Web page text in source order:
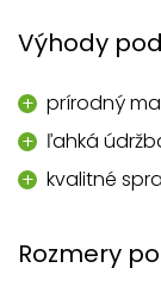
Výhody
prírodný
ľahká
kvalitné
Rozmery